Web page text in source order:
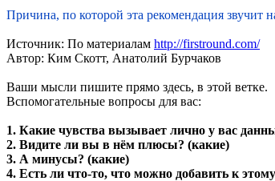
Причина, по которой эта рекомендация звучит
Источник: По материалам http://firstround.com/
Автор: Ким Скотт, Анатолий Бурчаков
Ваши мысли пишите прямо здесь, в этой ветке.
Вспомогательные вопросы для вас:
1. Какие чувства вызывает лично у вас
2. Видите ли вы в нём плюсы? (какие)
3. А минусы? (какие)
4. Есть ли что-то, что можно добавить к